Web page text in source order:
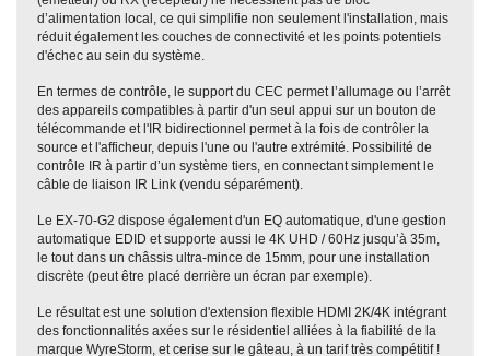
d’alimentation local, ce qui simplifie non seulement l'installation, mais
réduit également les couches de connectivité et les points potentiels
d'échec au sein du système.
En termes de contrôle, le support du CEC permet l’allumage ou l’arrêt
des appareils compatibles à partir d'un seul appui sur un bouton de
télécommande et l'IR bidirectionnel permet à la fois de contrôler la
source et l'afficheur, depuis l'une ou l'autre extrémité. Possibilité de
contrôle IR à partir d’un système tiers, en connectant simplement le
câble de liaison IR Link (vendu séparément).
Le EX-70-G2 dispose également d'un EQ automatique, d'une gestion
automatique EDID et supporte aussi le 4K UHD / 60Hz jusqu’à 35m,
le tout dans un châssis ultra-mince de 15mm, pour une installation
discrète (peut être placé derrière un écran par exemple).
Le résultat est une solution d'extension flexible HDMI 2K/4K intégrant
des fonctionnalités axées sur le résidentiel alliées à la fiabilité de la
marque WyreStorm, et cerise sur le gâteau, à un tarif très compétitif !